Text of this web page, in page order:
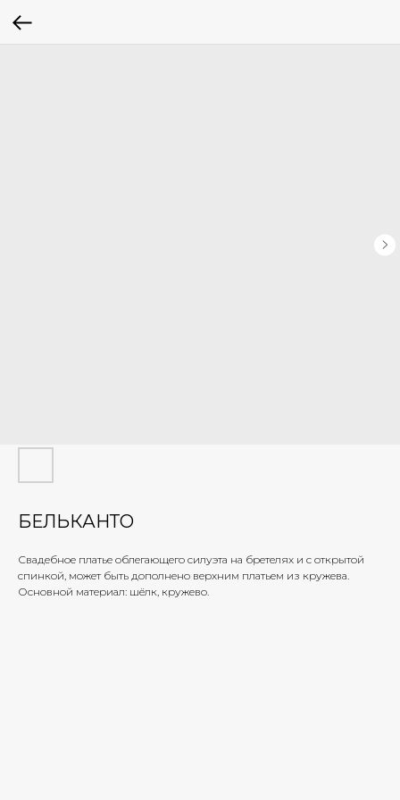
БЕЛЬКАНТО
Свадебное платье облегающего силуэта на бретелях и с открытой
спинкой, может быть дополнено верхним платьем из кружева.
Основной материал: шёлк, кружево.